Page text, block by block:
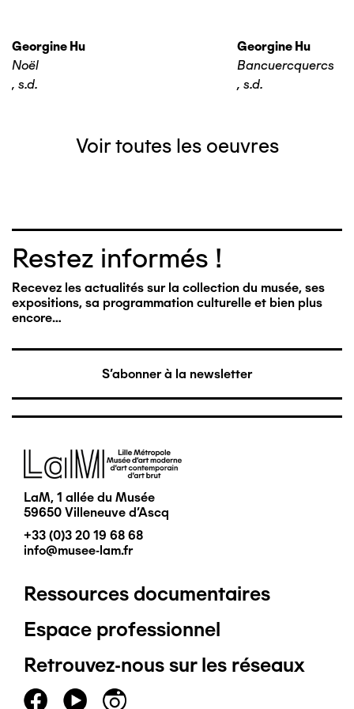
Georgine Hu
Noël
, s.d.
Georgine Hu
Bancuercquercs
, s.d.
Voir toutes les oeuvres
Restez informés !
Recevez les actualités sur la collection du musée, ses
expositions, sa programmation culturelle et bien plus
encore…
S'abonner à la newsletter
Image
LaM, 1 allée du Musée
59650 Villeneuve d'Ascq
+33 (0)3 20 19 68 68
info@musee-lam.fr
Pied
de
page
Ressources documentaires
Espace professionnel
Retrouvez-nous sur les réseaux